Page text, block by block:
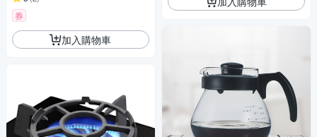
券
加入購物車